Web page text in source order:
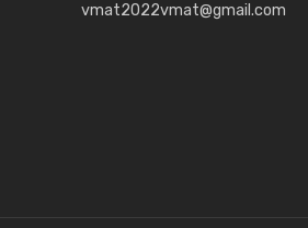
vmat2022vmat@gmail.com